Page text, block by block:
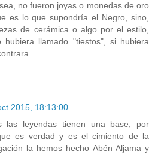
no fueron joyas o monedas de oro
es lo que supondría el Negro, sino,
de cerámica o algo por el estilo,
llamado "tiestos", si hubiera
2015, 18:13:00
las leyendas tienen una base, por
es verdad y es el cimiento de la
la hemos hecho Abén Aljama y